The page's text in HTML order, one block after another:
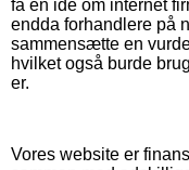
få en idé om internet
endda forhandlere på
sammensætte en
hvilket også burde
er.
Vores website er